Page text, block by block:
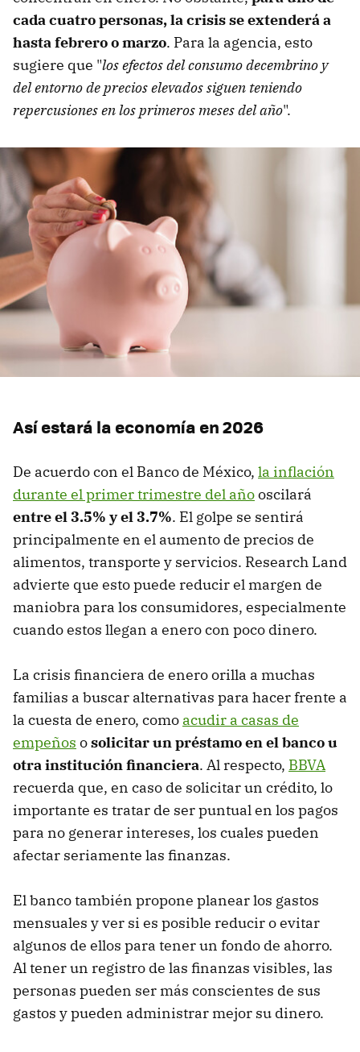
cada cuatro personas, la crisis se extenderá a
hasta febrero o marzo. Para la agencia, esto
sugiere que "los efectos del consumo decembrino y
del entorno de precios elevados siguen teniendo
repercusiones en los primeros meses del año".
Así estará la economía en 2026
De acuerdo con el Banco de México, la inflación
durante el primer trimestre del añooscilará
entre el 3.5% y el 3.7%. El golpe se sentirá
principalmente en el aumento de precios de
alimentos, transporte y servicios. Research Land
advierte que esto puede reducir el margen de
maniobra para los consumidores, especialmente
cuando estos llegan a enero con poco dinero.
La crisis financiera de enero orilla a muchas
familias a buscar alternativas para hacer frente a
la cuesta de enero, como acudir a casas de
empeños osolicitar un préstamo en el banco u
otra institución financiera. Al respecto, BBVA
recuerda que, en caso de solicitar un crédito, lo
importante es tratar de ser puntual en los pagos
para no generar intereses, los cuales pueden
afectar seriamente las finanzas.
El banco también propone planear los gastos
mensuales y ver si es posible reducir o evitar
algunos de ellos para tener un fondo de ahorro.
Al tener un registro de las finanzas visibles, las
personas pueden ser más conscientes de sus
gastos y pueden administrar mejor su dinero.